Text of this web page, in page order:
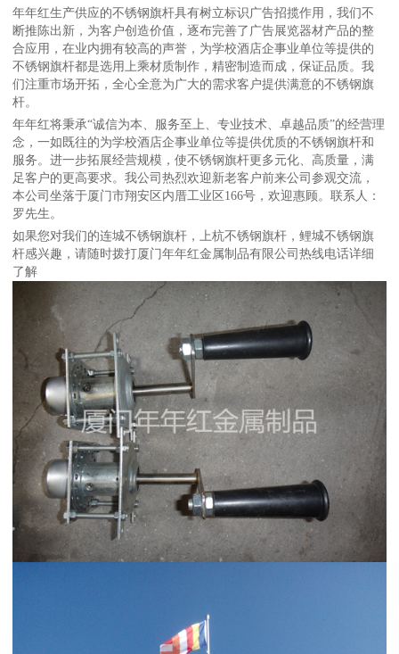
年年红生产供应的不锈钢旗杆具有树立标识广告招揽作用，我们不
断推陈出新，为客户创造价值，逐布完善了广告展览器材产品的整
合应用，在业内拥有较高的声誉，为学校酒店企事业单位等提供的
不锈钢旗杆都是选用上乘材质制作，精密制造而成，保证品质。我
们注重市场开拓，全心全意为广大的需求客户提供满意的不锈钢旗
杆。
年年红将秉承“诚信为本、服务至上、专业技术、卓越品质”的经营理
念，一如既往的为学校酒店企事业单位等提供优质的不锈钢旗杆和
服务。进一步拓展经营规模，使不锈钢旗杆更多元化、高质量，满
足客户的更高要求。我公司热烈欢迎新老客户前来公司参观交流，
本公司坐落于厦门市翔安区内厝工业区166号，欢迎惠顾。联系人：
罗先生。
如果您对我们的连城不锈钢旗杆，上杭不锈钢旗杆，鲤城不锈钢旗
杆感兴趣，请随时拨打厦门年年红金属制品有限公司热线电话详细
了解